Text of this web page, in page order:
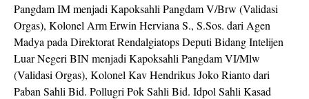
Pangdam IM menjadi Kapoksahli Pangdam V/Brw (Validasi
Orgas), Kolonel Arm Erwin Herviana S., S.Sos. dari Agen
Madya pada Direktorat Rendalgiatops Deputi Bidang Intelijen
Luar Negeri BIN menjadi Kapoksahli Pangdam VI/Mlw
(Validasi Orgas), Kolonel Kav Hendrikus Joko Rianto dari
Paban Sahli Bid. Pollugri Pok Sahli Bid. Idpol Sahli Kasad